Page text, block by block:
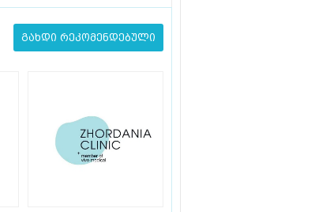
გახდი რეკომენდებული